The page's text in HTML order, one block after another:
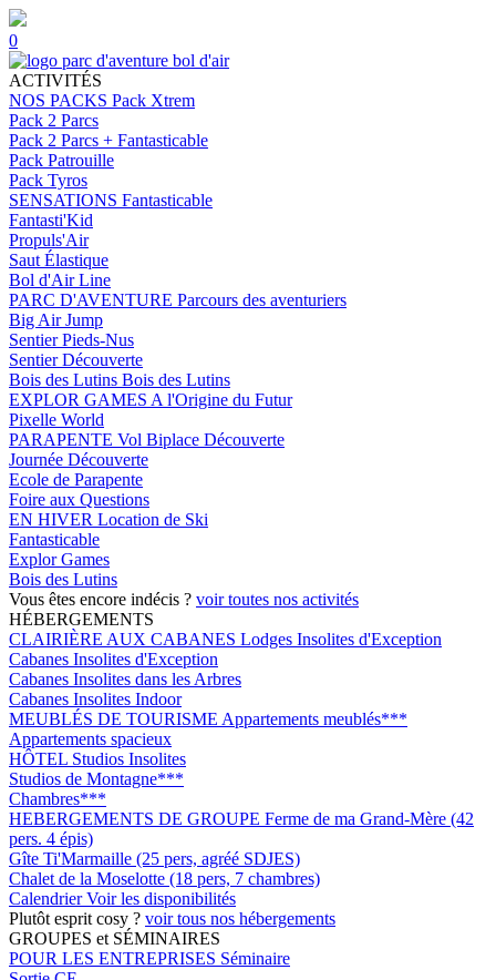
0
ACTIVITÉS
NOS PACKS Pack Xtrem
Pack 2 Parcs
Pack 2 Parcs + Fantasticable
Pack Patrouille
Pack Tyros
SENSATIONS Fantasticable
Fantasti'Kid
Propuls'Air
Saut Élastique
Bol d'Air Line
PARC D'AVENTURE Parcours des aventuriers
Big Air Jump
Sentier Pieds-Nus
Sentier Découverte
Bois des Lutins Bois des Lutins
EXPLOR GAMES A l'Origine du Futur
Pixelle World
PARAPENTE Vol Biplace Découverte
Journée Découverte
Ecole de Parapente
Foire aux Questions
EN HIVER Location de Ski
Fantasticable
Explor Games
Bois des Lutins
Vous êtes encore indécis ? voir toutes nos activités
HÉBERGEMENTS
CLAIRIÈRE AUX CABANES Lodges Insolites d'Exception
Cabanes Insolites d'Exception
Cabanes Insolites dans les Arbres
Cabanes Insolites Indoor
MEUBLÉS DE TOURISME Appartements meublés***
Appartements spacieux
HÔTEL Studios Insolites
Studios de Montagne***
Chambres***
HEBERGEMENTS DE GROUPE Ferme de ma Grand-Mère (42
pers. 4 épis)
Gîte Ti'Marmaille (25 pers, agréé SDJES)
Chalet de la Moselotte (18 pers, 7 chambres)
CalendrierVoir les disponibilités
Plutôt esprit cosy ? voir tous nos hébergements
GROUPES et SÉMINAIRES
POUR LES ENTREPRISES Séminaire